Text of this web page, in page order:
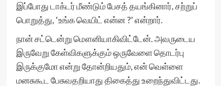
இப்போது டாக்டர் மீண்டும் பேசத் தயங்கினார், சற்றுப்
பொறுத்து, ‘உங்க வெயிட் என்ன ?’ என்றார்.
நான் சட்டென்று மௌனியாகிவிட்டேன். அவருடைய
இருவேறு கேள்விகளுக்கும் ஒருவேளை தொடர்பு
இருக்குமோ என்று தோன்றியதும், என் வெள்ளை
மனசுகூட பேசுவதறியாது திகைத்து உறைந்துவிட்டது.